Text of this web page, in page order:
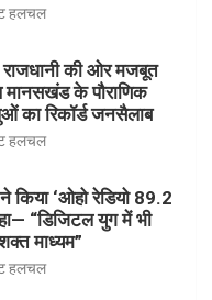
हलचल
राजधानी की ओर मजबूत
के पौराणिक
का रिकॉर्ड जनसैलाब
हलचल
किया ‘ओहो रेडियो 89.2
“डिजिटल युग में भी
माध्यम”
हलचल